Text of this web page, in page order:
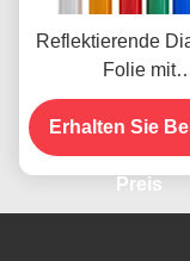
Reflektierende
Folie mit
Technologie für 10
Erhalten Sie
Preis